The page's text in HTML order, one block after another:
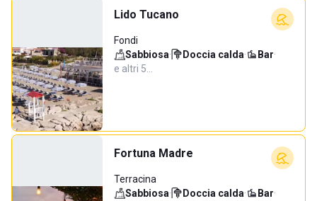
Lido Tucano
Fondi
Sabbiosa· Doccia calda· Bar·
e altri 5…
Fortuna Madre
Terracina
Sabbiosa· Doccia calda· Bar·